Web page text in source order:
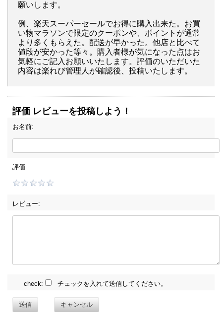
願いします。
例、楽天スーパーセールでお得に購入出来た。お買
い物マラソンで限定のクーポンや、ポイントが通常
より多くもらえた。配送が早かった。他店と比べて
値段が安かった等々。購入者様が気になった点はお
気軽にご記入お願いいたします。評価のいただいた
内容は楽れび管理人が確認後、投稿いたします。
評価 レビューを投稿しよう！
お名前:
評価:
レビュー:
check: チェックを入れて送信してください。
送信 キャンセル